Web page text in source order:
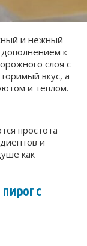
и нежный
к
слоя с
вкус, а
и теплом.
простота
и
как
с